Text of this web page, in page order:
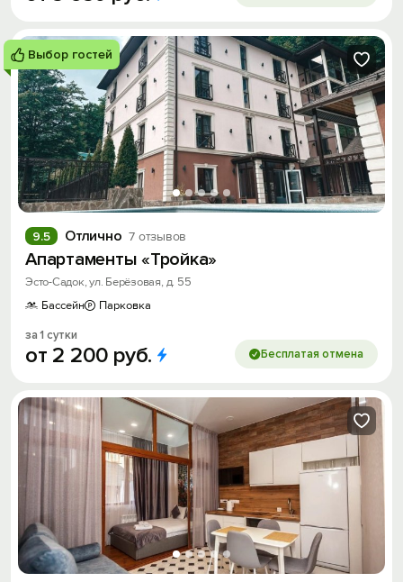
Выбор гостей
Отлично 7 отзывов
9.5
Апартаменты «Тройка»
Эсто-Садок, ул. Берёзовая, д. 55
Бассейн
Парковка
за 1 сутки
от 2 200 руб. Бесплатая отмена